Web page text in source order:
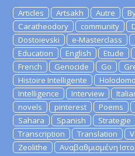
Articles Artsakh Autre
Caratheodory
community
Dostoievski
e-Masterclass
Education
English Etude
French
Genocide Go
Histoire Intelligente
Intelligence
Interview
novels
pinterest Poems
Sahara
Spanish Strategie
Transcription
Translation
Zeolithe
Αναβαθμισμένη